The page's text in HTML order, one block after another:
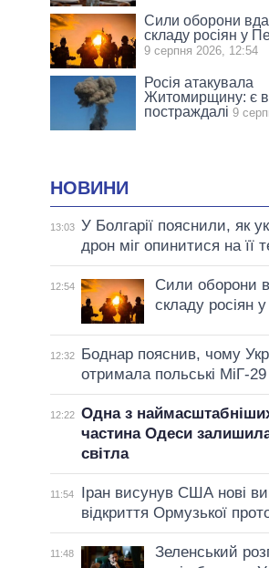
Сили оборони
складу росіян у
9 серпня 2026, 12:54
Росія атакувала
Житомирщину: є
постраждалі 9
НОВИНИ
13:03 У Болгарії пояснили, як
дрон міг опинитися на її
12:54
Сили оборони
складу росіян
12:32
Боднар пояснив, чому
отримала польські МіГ-29
12:22 Одна з
частина Одеси
світла
11:54
Іран висунув США нові
відкриття Ормузької
11:48
Зеленський